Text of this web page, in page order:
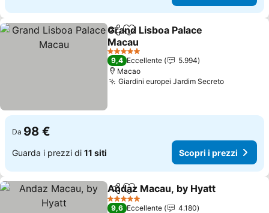
CondividiAggiungi ai preferiti
Grand Lisboa Palace
Macau
5 Stelle
9,4 Eccellente
5.994
Macao
Giardini europei Jardim Secreto
Da 98 €
Guarda i prezzi di 11 siti Scopri i prezzi
CondividiAggiungi ai preferiti
Andaz Macau, by Hyatt
5 Stelle
9,6 Eccellente
4.180